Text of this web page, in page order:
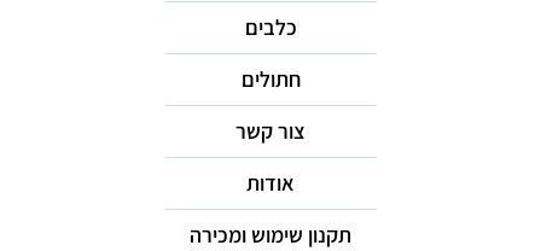
כלבים
חתולים
צור קשר
אודות
תקנון שימוש ומכירה